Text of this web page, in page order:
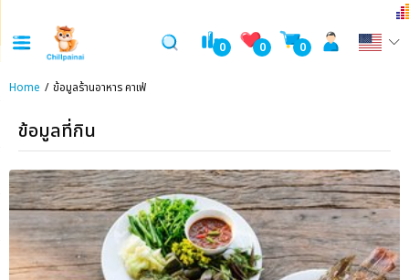
0 0 0
Home ข้อมูลร้านอาหาร คาเฟ่
ข้อมูลที่กิน